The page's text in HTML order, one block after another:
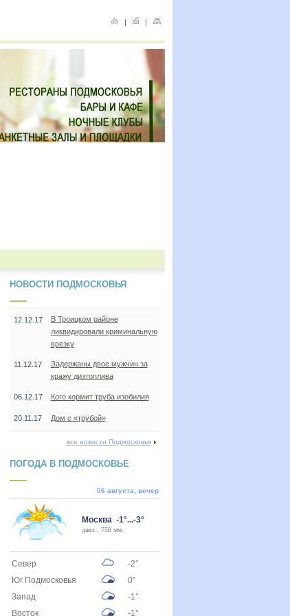
| |
НОВОСТИ ПОДМОСКОВЬЯ
12.12.17
В Троицком районе
ликвидировали криминальную
врезку
11.12.17
Задержаны двое мужчин за
кражу дизтоплива
06.12.17 Кого кормит труба изобилия
20.11.17 Дом с «трубой»
все новости Подмосковья
ПОГОДА В ПОДМОСКОВЬЕ
06 августа, вечер
Москва -1°...-3°
давл.: 758 мм.
Север
-2°
Юг Подмосковья
0°
Запад
-1°
Восток
-1°